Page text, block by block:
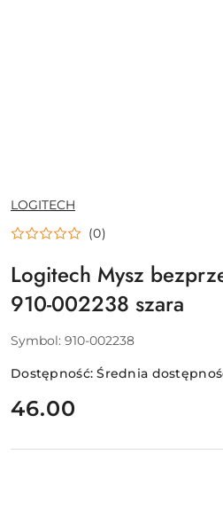
NAZWA
PRODUCENTA:
LOGITECH
(0)
Logitech Mysz
910-002238 szara
Symbol: 910-002238
Dostępność:Średnia
cena:
46.00